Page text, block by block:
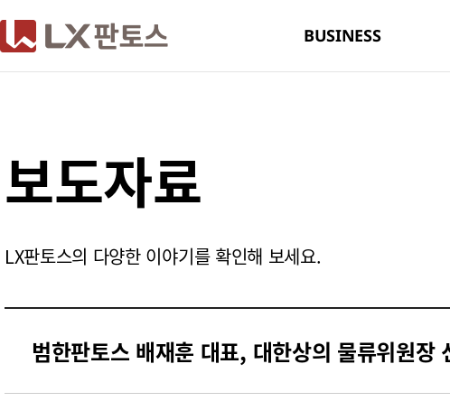
LX판토스
BUSINESS
보도자료
LX판토스의 다양한 이야기를 확인해 보세요.
범한판토스 배재훈 대표, 대한상의 물류위원장